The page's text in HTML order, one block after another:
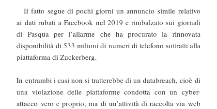
Il fatto segue di pochi giorni un annuncio simile relativo
ai dati rubati a Facebook nel 2019 e rimbalzato sui giornali
di Pasqua per l’allarme che ha procurato la rinnovata
disponibilità di 533 milioni di numeri di telefono sottratti alla
piattaforma di Zuckerberg.
In entrambi i casi non si tratterebbe di un databreach, cioè di
una violazione delle piattaforme condotta con un cyber-
attacco vero e proprio, ma di un’attività di raccolta via web